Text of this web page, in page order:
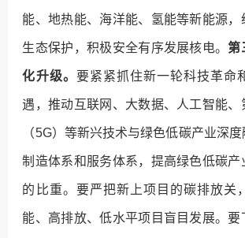
能、地热能、海洋能、氢能等新能源，
生态保护，积极安全有序发展核电。第
化升级。 要紧紧抓住新一轮科技革命
遇，推动互联网、大数据、人工智能、
（5G）等新兴技术与绿色低碳产业深
制造体系和服务体系，提高绿色低碳产
的比重。要严把新上项目的碳排放关
能、高排放、低水平项目盲目发展。要